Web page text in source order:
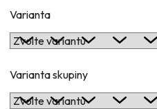
Varianta
Varianta skupiny